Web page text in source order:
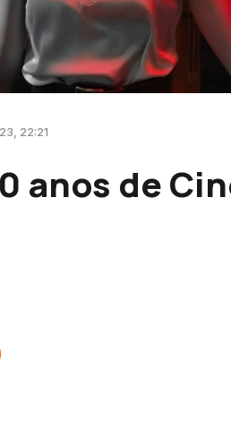
22:21
anos de